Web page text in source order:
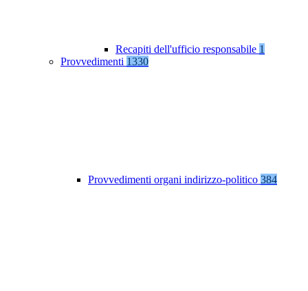
Recapiti dell'ufficio responsabile 1
Provvedimenti 1330
Provvedimenti organi indirizzo-politico 384